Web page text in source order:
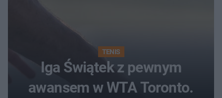
TENIS
Iga Świątek z pewnym
awansem w WTA Toronto.